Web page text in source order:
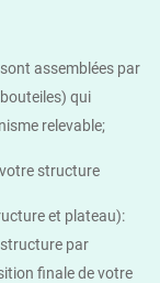
assemblées par
qui
relevable;
structure
et plateau):
par
finale de votre